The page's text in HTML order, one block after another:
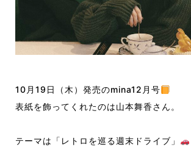
10月19日（木）発売のmina12月号
表紙を飾ってくれたのは山本舞香さん。
テーマは「レトロを巡る週末ドライブ」